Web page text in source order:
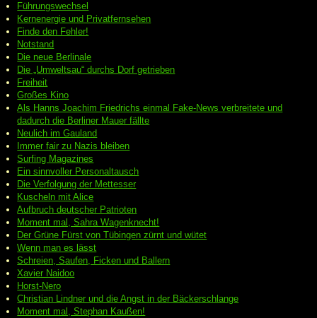
Führungswechsel
Kernenergie und Privatfernsehen
Finde den Fehler!
Notstand
Die neue Berlinale
Die „Umweltsau“ durchs Dorf getrieben
Freiheit
Großes Kino
Als Hanns Joachim Friedrichs einmal Fake-News verbreitete und
dadurch die Berliner Mauer fällte
Neulich im Gauland
Immer fair zu Nazis bleiben
Surfing Magazines
Ein sinnvoller Personaltausch
Die Verfolgung der Mettesser
Kuscheln mit Alice
Aufbruch deutscher Patrioten
Moment mal, Sahra Wagenknecht!
Der Grüne Fürst von Tübingen zürnt und wütet
Wenn man es lässt
Schreien, Saufen, Ficken und Ballern
Xavier Naidoo
Horst-Nero
Christian Lindner und die Angst in der Bäckerschlange
Moment mal, Stephan Kaußen!